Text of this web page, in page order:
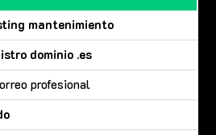
mantenimiento
dominio .es
profesional